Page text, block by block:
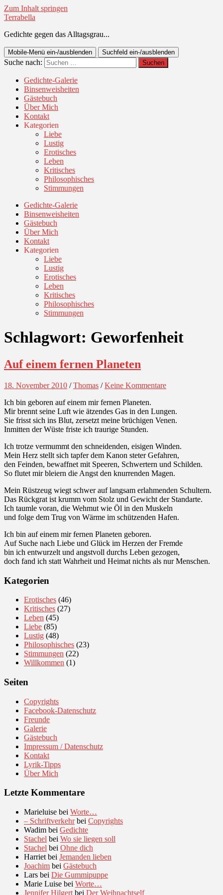
Zum Inhalt springen
Terrabella
Gedichte gegen das Alltagsgrau...
Mobile-Menü ein-/ausblenden Suchfeld ein-/ausblenden
Suche nach:
Gedichte-Galerie
Binsenweisheiten
Gästebuch
Über Mich
Kontakt
Kategorien
Liebe
Lustig
Erotisches
Leben
Kritisches
Philosophisches
Stimmungen
Gedichte-Galerie
Binsenweisheiten
Gästebuch
Über Mich
Kontakt
Kategorien
Liebe
Lustig
Erotisches
Leben
Kritisches
Philosophisches
Stimmungen
Schlagwort: Geworfenheit
Auf einem fernen Planeten
18. November 2010 /Thomas /Keine Kommentare
Ich bin geboren auf einem mir fernen Planeten.
Mir brennt seine Luft wie ätzendes Gas in den Lungen.
Sie frisst sich ins Blut, zersetzt meine brüchigen Venen.
Inmitten der Wüste friste ich traurige Stunden.
Ich trotze vermummt den schneidenden, eisigen Winden.
Mein Herz stellt sich tapfer dem Kanon steter Gefahren,
den Feinden, bewaffnet mit Speeren, Schwertern und Schilden.
So flutet mir bleiern die Angst den knurrenden Magen.
Mein Rüstzeug wiegt schwer auf langsam erlahmenden Schultern.
Das Rückgrat ist krumm vom Stolz und Gewicht der Standarte.
Ich taumle voran, die Wehmut wie Öl in den Muskeln
und folge dem Trug von Wärme im schützenden Hafen.
Ich bin auf einem mir fernen Planeten geboren.
Auf Suche nach Liebe und Glück im Herzen der Fremde
bin ich entwurzelt und angstvoll durchs Leben gezogen,
doch fand ich statt Wahrheit und Heimat nichts als nur Menschen.
Kategorien
Erotisches (46)
Kritisches (27)
Leben (45)
Liebe (85)
Lustig (48)
Philosophisches (23)
Stimmungen (22)
Willkommen (1)
Seiten
Copyrights
Facebook-Datenschutz
Freunde
Galerie
Gästebuch
Impressum / Datenschutz
Kontakt
Lyrik-Tipps
Über Mich
Letzte Kommentare
Marieluise bei Worte…
– Schriftverkehrbei Copyrights
Wadim bei Gedichte
Stachel bei Wo sie liegen soll
Stachel bei Ohne dich
Harriet bei Jemanden lieben
Joachim bei Gästebuch
Lars bei Die Gummipuppe
Marie Luise bei Worte…
Jennifer Hilgert bei Der Weihnachtself